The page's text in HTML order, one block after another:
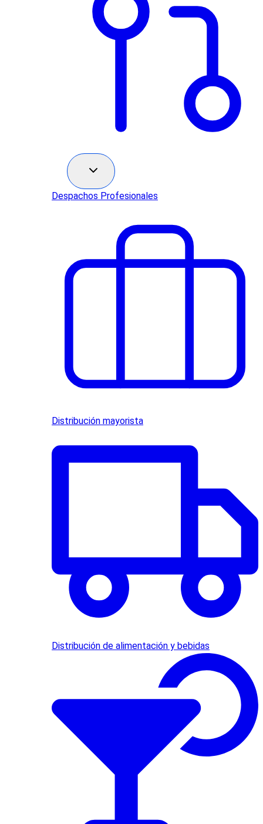
Despachos Profesionales
Distribución mayorista
Distribución de alimentación y bebidas